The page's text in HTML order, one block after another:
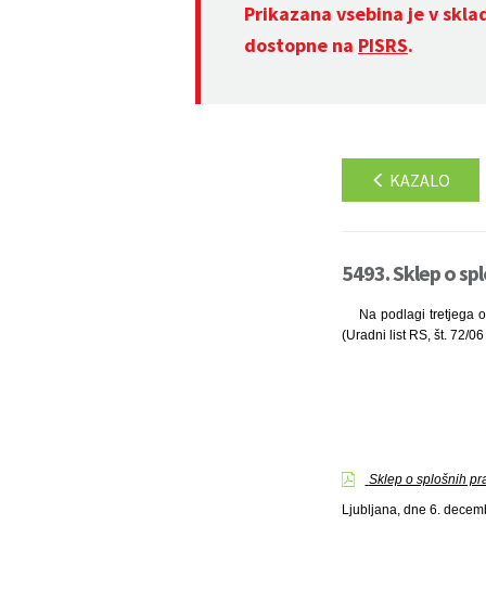
Prikazana vsebina je v
dostopne na PISRS.
KAZALO
5493. Sklep o
Na podlagi tretjega
(Uradni list RS, št. 72/
Sklep o splošnih
Ljubljana, dne 6.